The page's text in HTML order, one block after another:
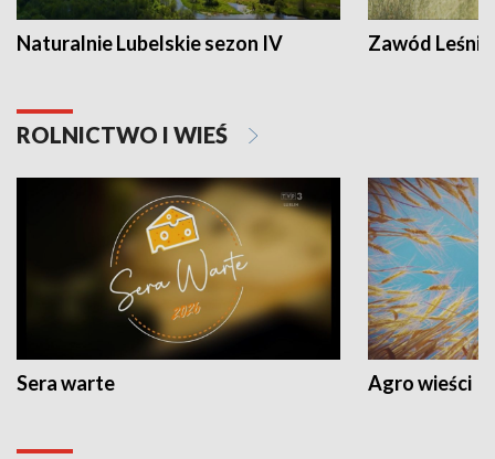
Naturalnie Lubelskie sezon IV Zawód Leśnik
ROLNICTWO I WIEŚ
Sera warte Agro wieści